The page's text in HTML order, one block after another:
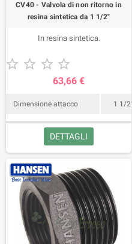
CV40 - Valvola di non ritorno in
resina sintetica da 1 1/2"
In resina sintetica.
   
63,66 €
Dimensione attacco 1 1/2"
DETTAGLI